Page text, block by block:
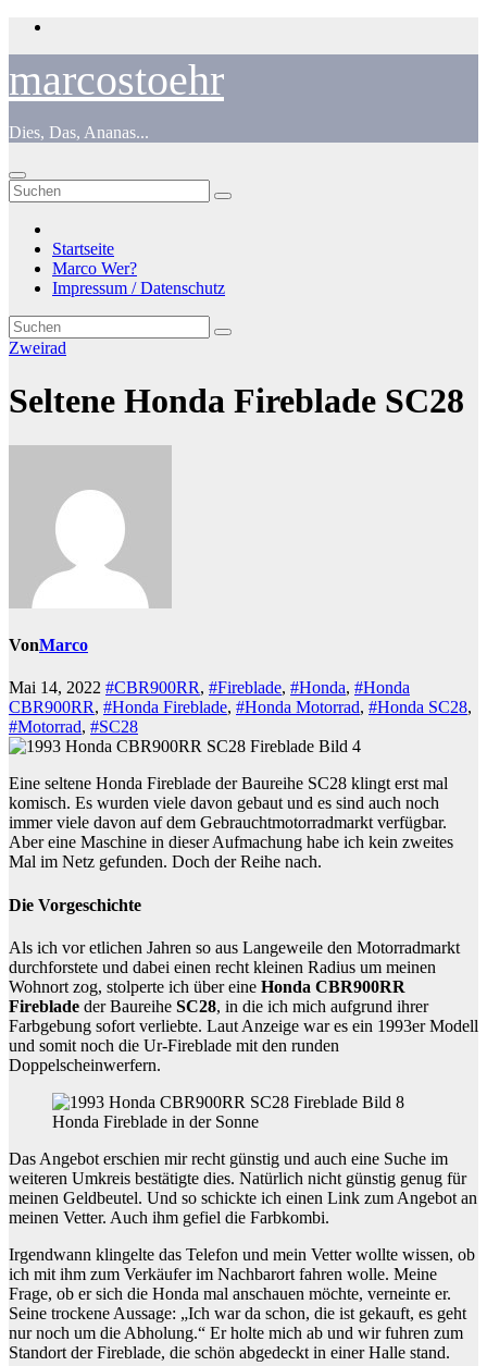
Zum
marcostoehr
Dies, Das, Ananas...
Startseite
Marco Wer?
Impressum / Datenschutz
Zweirad
Seltene Honda Fireblade SC28
VonMarco
Mai 14, 2022 #CBR900RR, #Fireblade, #Honda, #Honda
CBR900RR, #Honda Fireblade, #Honda Motorrad, #Honda SC28,
#Motorrad, #SC28
Eine seltene Honda Fireblade der Baureihe SC28 klingt erst mal
komisch. Es wurden viele davon gebaut und es sind auch noch
immer viele davon auf dem Gebrauchtmotorradmarkt verfügbar.
Aber eine Maschine in dieser Aufmachung habe ich kein zweites
Mal im Netz gefunden. Doch der Reihe nach.
Die Vorgeschichte
Als ich vor etlichen Jahren so aus Langeweile den Motorradmarkt
durchforstete und dabei einen recht kleinen Radius um meinen
Wohnort zog, stolperte ich über eine Honda CBR900RR
Fireblade der Baureihe SC28, in die ich mich aufgrund ihrer
Farbgebung sofort verliebte. Laut Anzeige war es ein 1993er Modell
und somit noch die Ur-Fireblade mit den runden
Doppelscheinwerfern.
Honda Fireblade in der Sonne
Das Angebot erschien mir recht günstig und auch eine Suche im
weiteren Umkreis bestätigte dies. Natürlich nicht günstig genug für
meinen Geldbeutel. Und so schickte ich einen Link zum Angebot an
meinen Vetter. Auch ihm gefiel die Farbkombi.
Irgendwann klingelte das Telefon und mein Vetter wollte wissen, ob
ich mit ihm zum Verkäufer im Nachbarort fahren wolle. Meine
Frage, ob er sich die Honda mal anschauen möchte, verneinte er.
Seine trockene Aussage: „Ich war da schon, die ist gekauft, es geht
nur noch um die Abholung.“ Er holte mich ab und wir fuhren zum
Standort der Fireblade, die schön abgedeckt in einer Halle stand.